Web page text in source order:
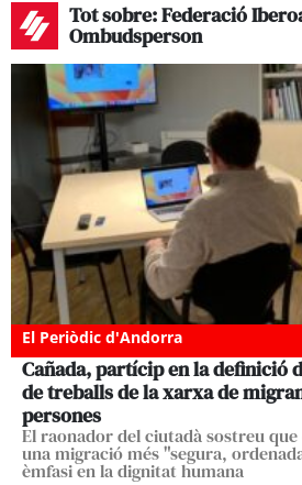
Tot sobre: Federació
Ombudsperson
El Periòdic d'Andorra
Cañada, partícip en la definició
de treballs de la xarxa de
persones
El raonador del ciutadà sostreu
una migració més "segura,
èmfasi en la dignitat humana